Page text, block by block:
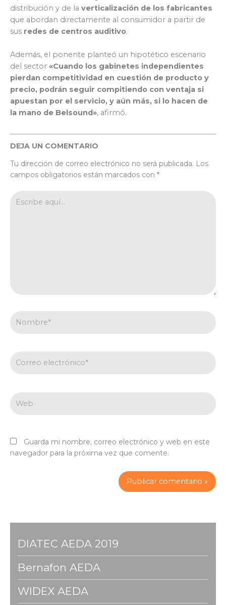
distribución y de la verticalización de los fabricantes
que abordan directamente al consumidor a partir de
sus redes de centros auditivo.
Además, el ponente planteó un hipotético escenario
del sector «Cuando los gabinetes independientes
pierdan competitividad en cuestión de producto y
precio, podrán seguir compitiendo con ventaja si
apuestan por el servicio, y aún más, si lo hacen de
la mano de Belsound», afirmó.
DEJA UN COMENTARIO
Tu dirección de correo electrónico no será publicada. Los
campos obligatorios están marcados con *
aquí...
Guarda mi nombre, correo electrónico y web en este
navegador para la próxima vez que comente.
DIATEC AEDA 2019
Bernafon AEDA
WIDEX AEDA